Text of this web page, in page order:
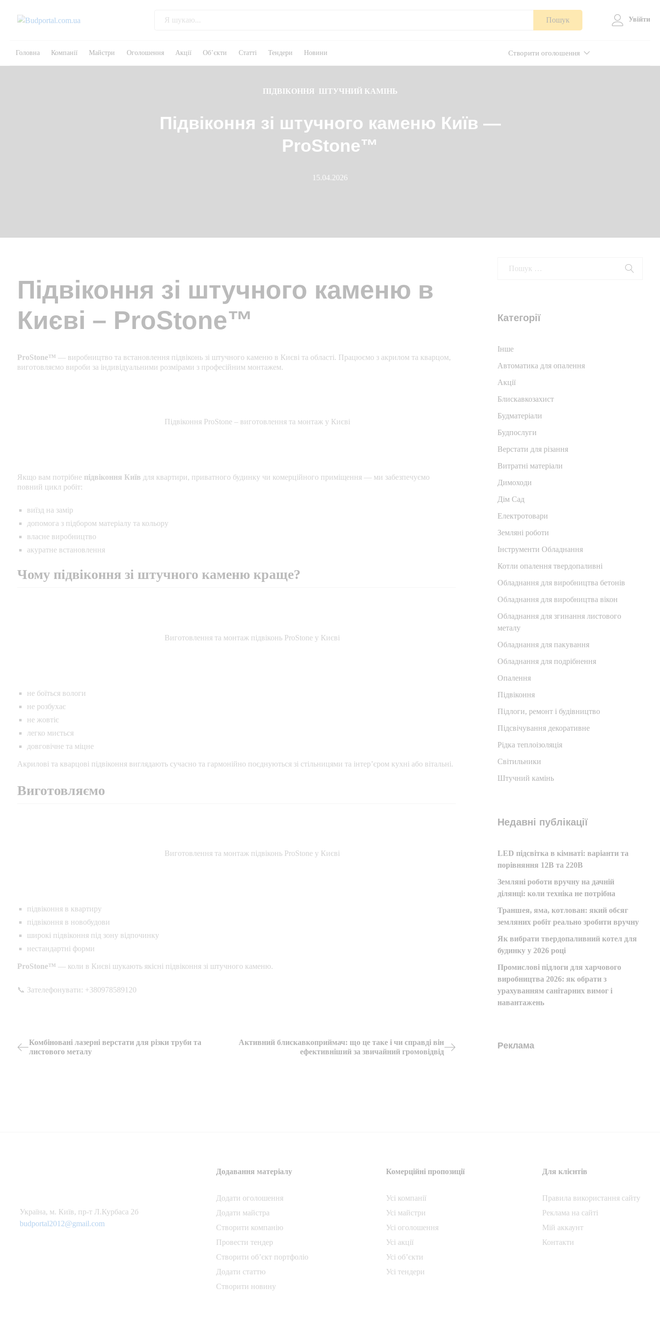
Пошук Увійти
Створити оголошення
Головна Компанії Майстри Оголошення Акції Об’єкти Статті Тендери Новини
ПІДВІКОННЯ ШТУЧНИЙ КАМІНЬ
Підвіконня зі штучного каменю Київ —
ProStone™
15.04.2026
Підвіконня зі штучного каменю в
Києві – ProStone™
ProStone™ — виробництво та встановлення підвіконь зі штучного каменю в Києві та області. Працюємо з акрилом та кварцом,
виготовляємо вироби за індивідуальними розмірами з професійним монтажем.
Підвіконня ProStone – виготовлення та монтаж у Києві
Якщо вам потрібне підвіконня Київ для квартири, приватного будинку чи комерційного приміщення — ми забезпечуємо
повний цикл робіт:
виїзд на замір
допомога з підбором матеріалу та кольору
власне виробництво
акуратне встановлення
Чому підвіконня зі штучного каменю краще?
Виготовлення та монтаж підвіконь ProStone у Києві
не боїться вологи
не розбухає
не жовтіє
легко миється
довговічне та міцне
Акрилові та кварцові підвіконня виглядають сучасно та гармонійно поєднуються зі стільницями та інтер’єром кухні або вітальні.
Виготовляємо
Виготовлення та монтаж підвіконь ProStone у Києві
підвіконня в квартиру
підвіконня в новобудови
широкі підвіконня під зону відпочинку
нестандартні форми
ProStone™ — коли в Києві шукають якісні підвіконня зі штучного каменю.
📞 Зателефонувати: +380978589120
Навігація
Previous
Комбіновані лазерні верстати для різки труби та
листового металу
Активний блискавкоприймач: що це таке і чи справді він
ефективніший за звичайний громовідвід
Категорії
Iнше
Автоматика для опалення
Акції
Блискавкозахист
Будматеріали
Будпослуги
Верстати для різання
Витратні матеріали
Димоходи
Дім Сад
Електротовари
Земляні роботи
Інструменти Обладнання
Котли опалення твердопаливні
Обладнання для виробництва бетонів
Обладнання для виробництва вікон
Обладнання для згинання листового
металу
Обладнання для пакування
Обладнання для подрібнення
Опалення
Підвіконня
Підлоги, ремонт і будівництво
Підсвічування декоративне
Рідка теплоізоляція
Світильники
Штучний камінь
Недавні публікації
LED підсвітка в кімнаті: варіанти та
порівняння 12В та 220В
Земляні роботи вручну на дачній
ділянці: коли техніка не потрібна
Траншея, яма, котлован: який обсяг
земляних робіт реально зробити вручну
Як вибрати твердопаливний котел для
будинку у 2026 році
Промислові підлоги для харчового
виробництва 2026: як обрати з
урахуванням санітарних вимог і
навантажень
Реклама
Українa, м. Київ, пр-т Л.Курбаса 2б
budportal2012@gmail.com
Додавання матеріалу
Додати oголошення
Додати майстра
Створити компанiю
Провести тендер
Створити об’єкт портфоліо
Додати статтю
Створити новину
Комерційні пропозиції
Усі компанії
Усі майстри
Усі оголошення
Усі акції
Усі об’єкти
Усі тендери
Для клієнтів
Правила використання сайту
Реклама на сайті
Мій аккаунт
Контакти